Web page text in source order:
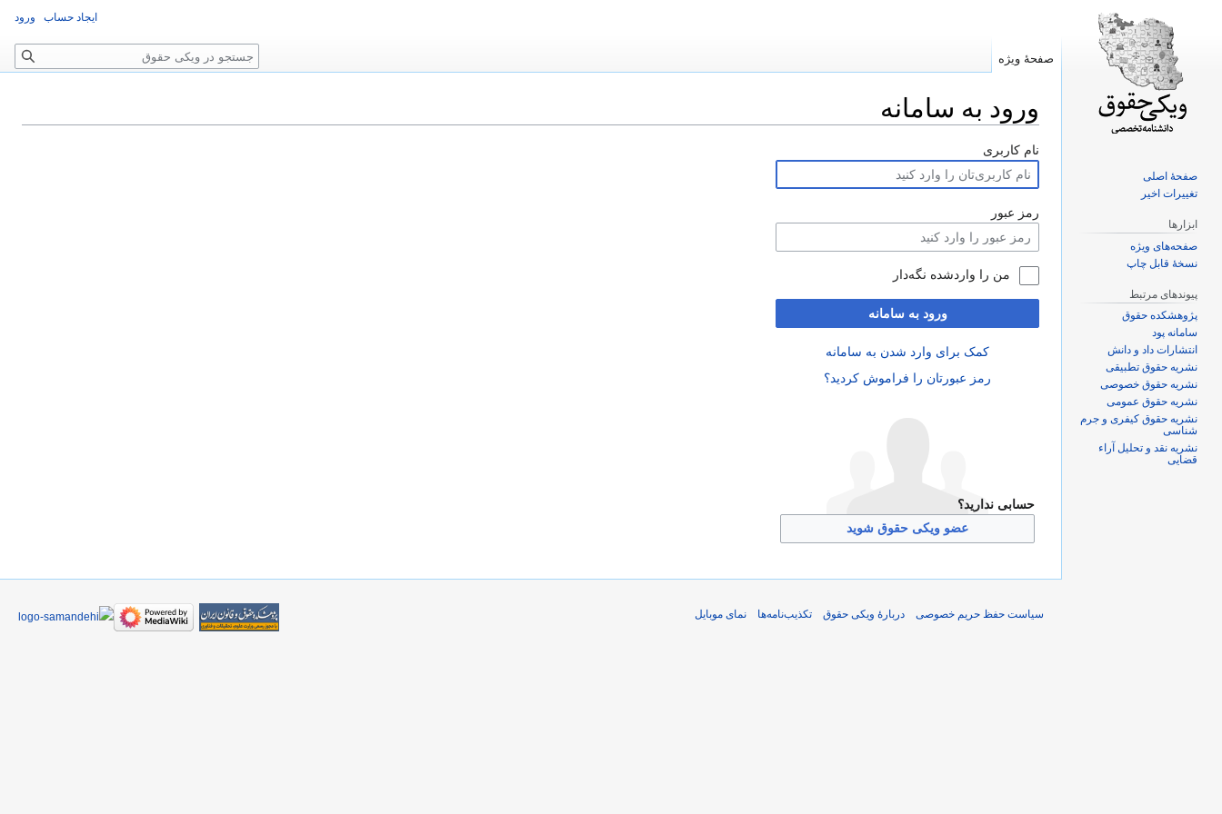
ورود به سامانه
پرش
به
ناوبری
پرش
به
جستجو
نام کاربری
رمز عبور
من را واردشده نگه‌دار
ورود به سامانه
کمک برای وارد شدن به سامانه
رمز عبورتان را فراموش کردید؟
حسابی ندارید؟
عضو ویکی حقوق شوید
ایجاد حساب ورود
صفحهٔ ویژه جستجو
صفحهٔ اصلی
تغییرات اخیر
ابزارها
صفحه‌های ویژه
نسخهٔ قابل چاپ
پیوندهای مرتبط
پژوهشکده حقوق
سامانه پود
انتشارات داد و دانش
نشریه حقوق تطبیقی
نشریه حقوق خصوصی
نشریه حقوق عمومی
نشریه حقوق کیفری و جرم
شناسی
نشریه نقد و تحلیل آراء
قضایی
سیاست حفظ حریم خصوصی دربارهٔ ویکی حقوق تکذیب‌نامه‌ها نمای موبایل